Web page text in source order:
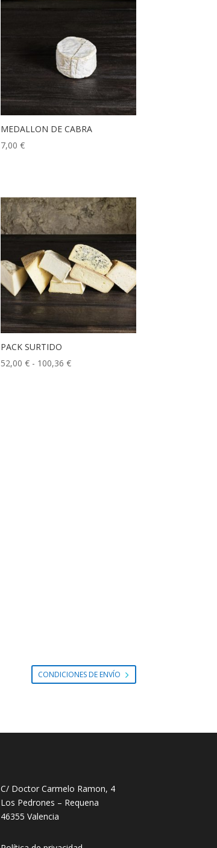
MEDALLON DE CABRA
7,00€
PACK SURTIDO
52,00€ - 100,36€Rango
CONDICIONES DE ENVÍO
C/ Doctor Carmelo Ramon, 4
Los Pedrones – Requena
46355 Valencia